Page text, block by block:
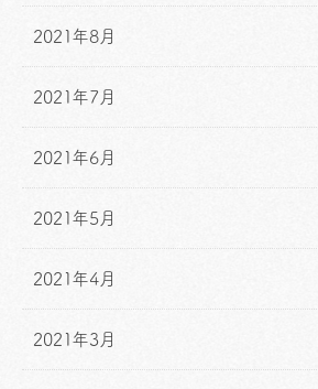
2021年8月
2021年7月
2021年6月
2021年5月
2021年4月
2021年3月